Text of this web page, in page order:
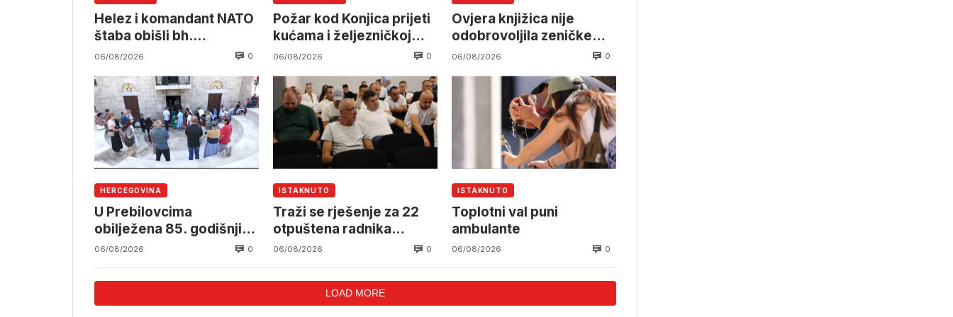
Helez i komandant NATO
štaba obišli bh.
namjensku industriju
06/08/2026 0
Požar kod Konjica prijeti
kućama i željezničkoj
pruzi, očekuje se
OSBiH
06/08/2026 0
Ovjera knjižica nije
odobrovoljila zeničke
rudare u jami Raspotočje
06/08/2026 0
HERCEGOVINA
U Prebilovcima
obilježena 85. godišnjica
stradanja 4.000
nacionalnosti
06/08/2026 0
ISTAKNUTO
Traži se rješenje za 22
otpuštena radnika
Komunalnog Mostar
06/08/2026 0
ISTAKNUTO
Toplotni val puni
ambulante
06/08/2026 0
LOAD MORE